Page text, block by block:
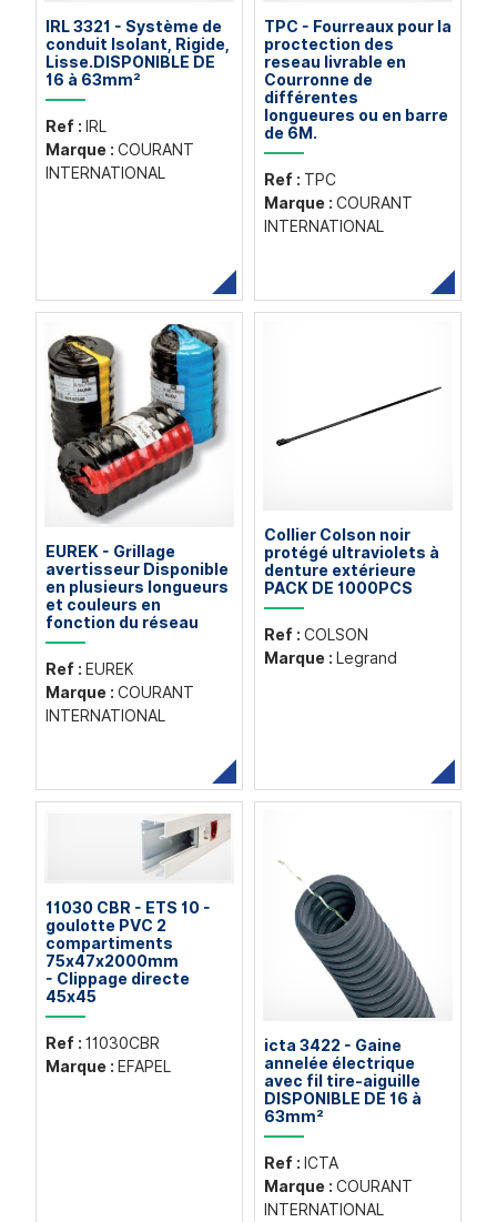
IRL 3321 - Système de
conduit Isolant, Rigide,
Lisse.DISPONIBLE DE
16 à 63mm²
Ref : IRL
Marque : COURANT
INTERNATIONAL
TPC - Fourreaux pour la
proctection des
reseau livrable en
Courronne de
différentes
longueures ou en barre
de 6M.
Ref : TPC
Marque : COURANT
INTERNATIONAL
EUREK - Grillage
avertisseur Disponible
en plusieurs longueurs
et couleurs en
fonction du réseau
Ref : EUREK
Marque : COURANT
INTERNATIONAL
Collier Colson noir
protégé ultraviolets à
denture extérieure
PACK DE 1000PCS
Ref : COLSON
Marque : Legrand
11030 CBR - ETS 10 -
goulotte PVC 2
compartiments
75x47x2000mm
- Clippage directe
45x45
Ref : 11030CBR
Marque : EFAPEL
icta 3422 - Gaine
annelée électrique
avec fil tire-aiguille
DISPONIBLE DE 16 à
63mm²
Ref : ICTA
Marque : COURANT
INTERNATIONAL